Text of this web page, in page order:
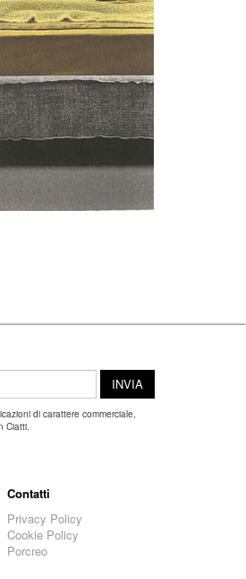
INVIA
di carattere commerciale,
Ciatti.
Contatti
Privacy Policy
Cookie Policy
Porcreo